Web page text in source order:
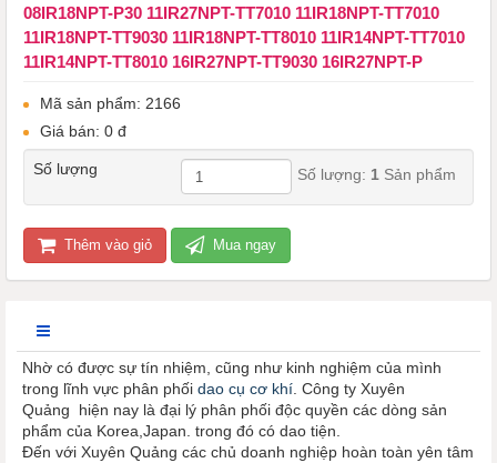
08IR18NPT-P30 11IR27NPT-TT7010 11IR18NPT-TT7010
11IR18NPT-TT9030 11IR18NPT-TT8010 11IR14NPT-TT7010
11IR14NPT-TT8010 16IR27NPT-TT9030 16IR27NPT-P
Mã sản phẩm: 2166
Giá bán: 0 đ
Số lượng Số lượng: 1Sản phẩm
Thêm vào giỏ Mua ngay
Nhờ có được sự tín nhiệm, cũng như kinh nghiệm của mình
trong lĩnh vực phân phối dao cụ cơ khí. Công ty Xuyên
Quảng hiện nay là đại lý phân phối độc quyền các dòng sản
phẩm của Korea,Japan. trong đó có dao tiện.
Đến với Xuyên Quảng các chủ doanh nghiệp hoàn toàn yên tâm